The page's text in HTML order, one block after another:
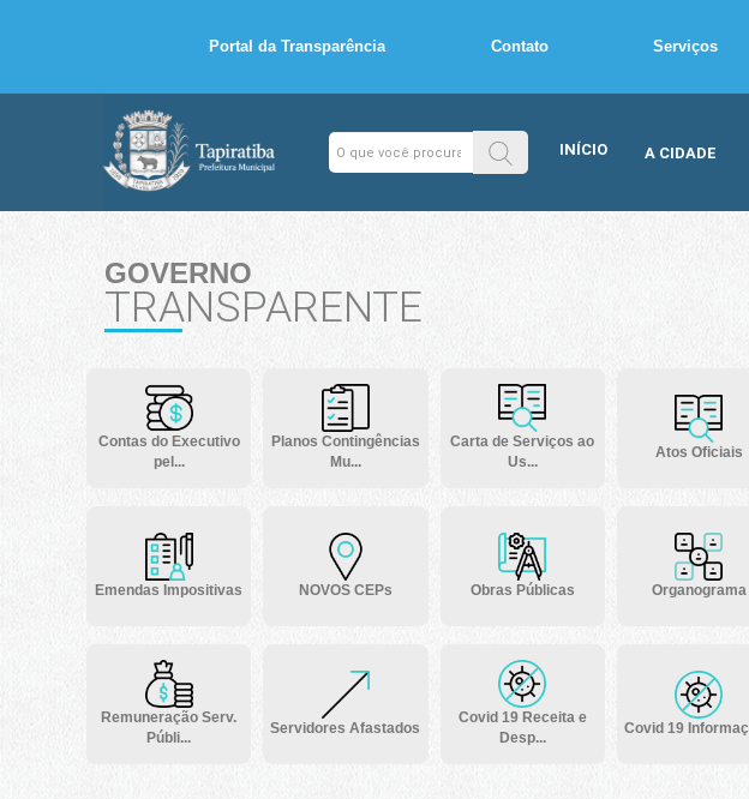
Portal da Transparência Contato Serviços
INÍCIO A CIDADE
GOVERNO
TRANSPARENTE
Contas do Executivo
pel...
Planos Contingências
Mu...
Carta de Serviços ao
Us...
Atos Oficiais
Emendas Impositivas NOVOS CEPs Obras Públicas Organograma
Remuneração Serv.
Públi...
Servidores Afastados
Covid 19 Receita e
Desp...
Covid 19